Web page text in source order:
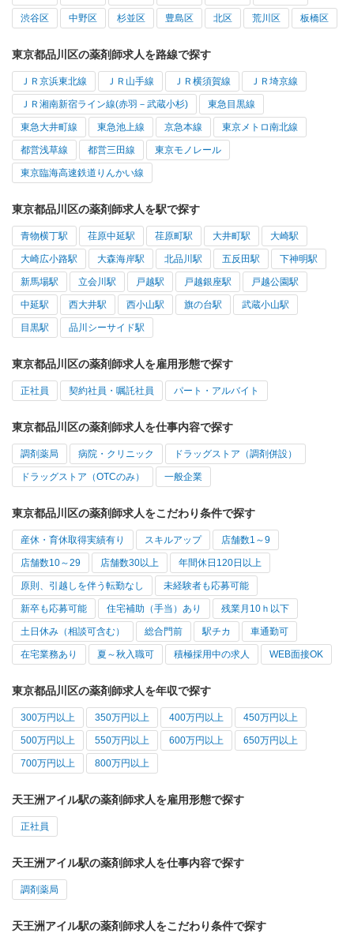
渋谷区 中野区 杉並区 豊島区 北区 荒川区 板橋区
東京都品川区の薬剤師求人を路線で探す
ＪＲ京浜東北線 ＪＲ山手線 ＪＲ横須賀線 ＪＲ埼京線
ＪＲ湘南新宿ライン線(赤羽－武蔵小杉) 東急目黒線
東急大井町線 東急池上線 京急本線 東京メトロ南北線
都営浅草線 都営三田線 東京モノレール
東京臨海高速鉄道りんかい線
東京都品川区の薬剤師求人を駅で探す
青物横丁駅 荏原中延駅 荏原町駅 大井町駅 大崎駅
大崎広小路駅 大森海岸駅 北品川駅 五反田駅 下神明駅
新馬場駅 立会川駅 戸越駅 戸越銀座駅 戸越公園駅
中延駅 西大井駅 西小山駅 旗の台駅 武蔵小山駅
目黒駅 品川シーサイド駅
東京都品川区の薬剤師求人を雇用形態で探す
正社員 契約社員・嘱託社員 パート・アルバイト
東京都品川区の薬剤師求人を仕事内容で探す
調剤薬局 病院・クリニック ドラッグストア（調剤併設）
ドラッグストア（OTCのみ） 一般企業
東京都品川区の薬剤師求人をこだわり条件で探す
産休・育休取得実績有り スキルアップ 店舗数1～9
店舗数10～29 店舗数30以上 年間休日120日以上
原則、引越しを伴う転勤なし 未経験者も応募可能
新卒も応募可能 住宅補助（手当）あり 残業月10ｈ以下
土日休み（相談可含む） 総合門前 駅チカ 車通勤可
在宅業務あり 夏～秋入職可 積極採用中の求人 WEB面接OK
東京都品川区の薬剤師求人を年収で探す
300万円以上 350万円以上 400万円以上 450万円以上
500万円以上 550万円以上 600万円以上 650万円以上
700万円以上 800万円以上
天王洲アイル駅の薬剤師求人を雇用形態で探す
正社員
天王洲アイル駅の薬剤師求人を仕事内容で探す
調剤薬局
天王洲アイル駅の薬剤師求人をこだわり条件で探す